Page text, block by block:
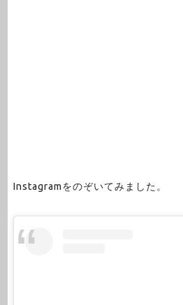
Instagramをのぞいてみました。